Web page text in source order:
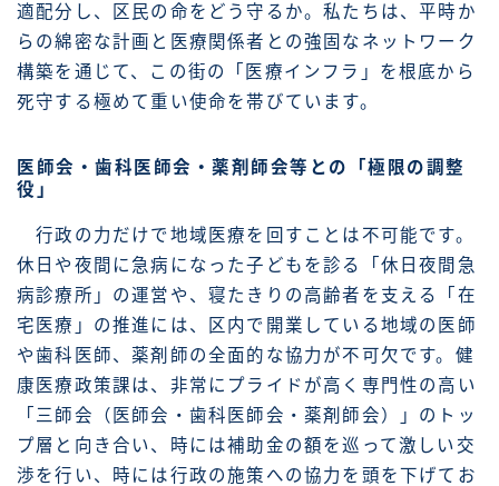
適配分し、区民の命をどう守るか。私たちは、平時か
らの綿密な計画と医療関係者との強固なネットワーク
構築を通じて、この街の「医療インフラ」を根底から
死守する極めて重い使命を帯びています。
医師会・歯科医師会・薬剤師会等との「極限の調整
役」
行政の力だけで地域医療を回すことは不可能です。
休日や夜間に急病になった子どもを診る「休日夜間急
病診療所」の運営や、寝たきりの高齢者を支える「在
宅医療」の推進には、区内で開業している地域の医師
や歯科医師、薬剤師の全面的な協力が不可欠です。健
康医療政策課は、非常にプライドが高く専門性の高い
「三師会（医師会・歯科医師会・薬剤師会）」のトッ
プ層と向き合い、時には補助金の額を巡って激しい交
渉を行い、時には行政の施策への協力を頭を下げてお